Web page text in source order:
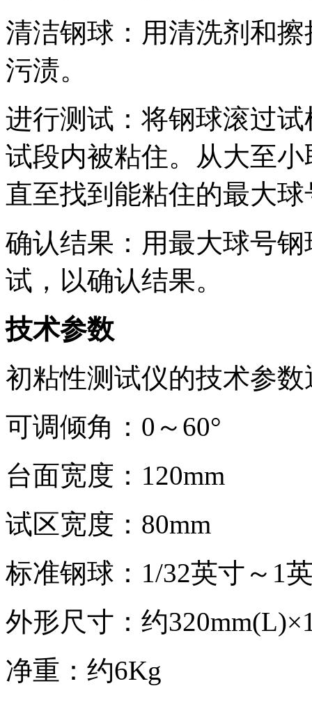
清洁钢球：用清洗剂和
污渍。
进行测试：将钢球滚过
试段内被粘住。从大至
直至找到能粘住的最大
确认结果：用最大球号
试，以确认结果。
技术参数
初粘性测试仪的技术参
可调倾角：0～60°
台面宽度：120mm
试区宽度：80mm
标准钢球：1/32英寸～1
外形尺寸：约
净重：约6Kg